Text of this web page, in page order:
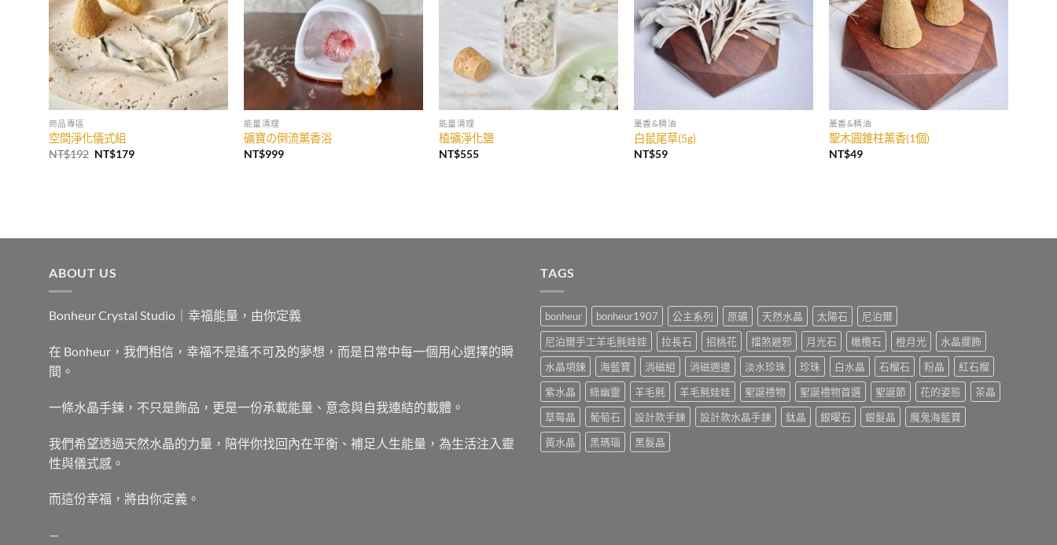
商品專區
空間淨化儀式組
NT$192 原
NT$179目
能量清理
礦寶の倒流薰香浴
NT$999
能量清理
植礦淨化鹽
NT$555
薰香&精油
白鼠尾草(5g)
NT$59
薰香&精油
聖木圓錐柱薰香(1個)
NT$49
ABOUT US
Bonheur Crystal Studio｜幸福能量，由你定義
在 Bonheur，我們相信，幸福不是遙不可及的夢想，而是日常中每一個用心選擇的瞬
間。
一條水晶手鍊，不只是飾品，更是一份承載能量、意念與自我連結的載體。
我們希望透過天然水晶的力量，陪伴你找回內在平衡、補足人生能量，為生活注入靈
性與儀式感。
而這份幸福，將由你定義。
—
TAGS
bonheur bonheur1907 公主系列 原礦 天然水晶 太陽石
尼泊爾
尼泊爾手工羊毛氈娃娃
拉長石 招桃花 擋煞避邪 月光石 橄欖石 橙月光
水晶擺飾
水晶項鍊
海藍寶 消磁組 消磁週邊 淡水珍珠 珍珠 白水晶 石榴石 粉晶
紅石榴
紫水晶
綠幽靈 羊毛氈 羊毛氈娃娃 聖誕禮物 聖誕禮物首選 聖誕節 花的姿態
茶晶
草莓晶
葡萄石 設計款手鍊 設計款水晶手鍊 鈦晶 銀曜石 銀髮晶
魔鬼海藍寶
黃水晶
黑瑪瑙 黑髮晶